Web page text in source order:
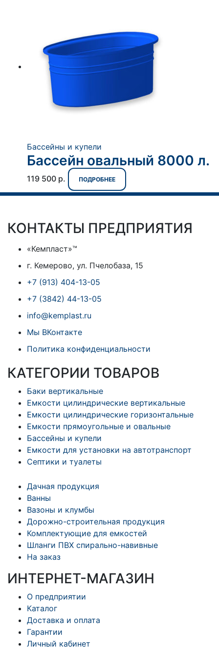
Бассейны и купели
Бассейн овальный 8000 л.
119 500 р. ПОДРОБНЕЕ
КОНТАКТЫ ПРЕДПРИЯТИЯ
«Кемпласт»™
г. Кемерово, ул. Пчелобаза, 15
+7 (913) 404-13-05
+7 (3842) 44-13-05
info@kemplast.ru
Мы ВКонтакте
Политика конфиденциальности
КАТЕГОРИИ ТОВАРОВ
Баки вертикальные
Емкости цилиндрические вертикальные
Емкости цилиндрические горизонтальные
Емкости прямоугольные и овальные
Бассейны и купели
Емкости для установки на автотранспорт
Септики и туалеты
Дачная продукция
Ванны
Вазоны и клумбы
Дорожно-строительная продукция
Комплектующие для емкостей
Шланги ПВХ спирально-навивные
На заказ
ИНТЕРНЕТ-МАГАЗИН
О предприятии
Каталог
Доставка и оплата
Гарантии
Личный кабинет